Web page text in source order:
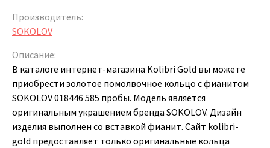
Производитель:
SOKOLOV
Описание:
В каталоге интернет-магазина Kolibri Gold вы можете
приобрести золотое помолвочное кольцо с фианитом
SOKOLOV 018446 585 пробы. Модель является
оригинальным украшением бренда SOKOLOV. Дизайн
изделия выполнен со вставкой фианит. Сайт kolibri-
gold предоставляет только оригинальные кольца